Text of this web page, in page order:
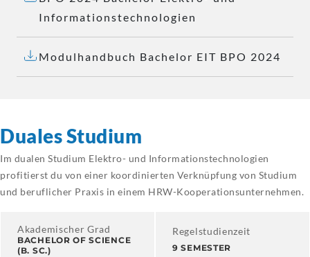
Informationstechnologien
Modulhandbuch Bachelor EIT BPO 2024
Duales Studium
Im dualen Studium Elektro- und Informationstechnologien
profitierst du von einer koordinierten Verknüpfung von Studium
und beruflicher Praxis in einem HRW-Kooperationsunternehmen.
Akademischer Grad
BACHELOR OF SCIENCE
(B. SC.)
Regelstudienzeit
9 SEMESTER